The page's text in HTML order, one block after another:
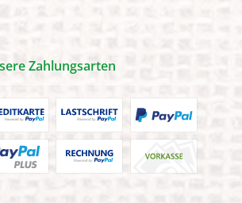
Zahlungsarten